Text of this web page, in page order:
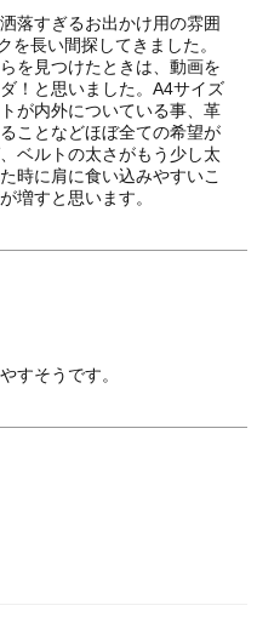
落すぎるお出かけ用の雰囲
を長い間探してきました。
を見つけたときは、動画を
！と思いました。A4サイズ
が内外についている事、革
ことなどほぼ全ての希望が
ベルトの太さがもう少し太
時に肩に食い込みやすいこ
増すと思います。
すそうです。